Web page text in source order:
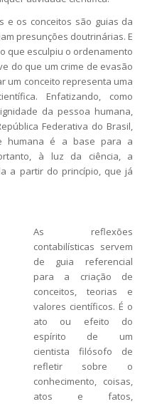
e os conceitos são guias da
presunções doutrinárias. E
que esculpiu o ordenamento
do que um crime de evasão
um conceito representa uma
Enfatizando, como
da pessoa humana,
Federativa do Brasil,
humana é a base para a
à luz da ciência, a
a partir do princípio, que já
As reflexões
contabilísticas servem
de guia referencial
para a criação de
conceitos, teorias e
valores científicos. É o
ato ou efeito do
espírito de um
cientista filósofo de
refletir sobre o
conhecimento, coisas,
atos e fatos,